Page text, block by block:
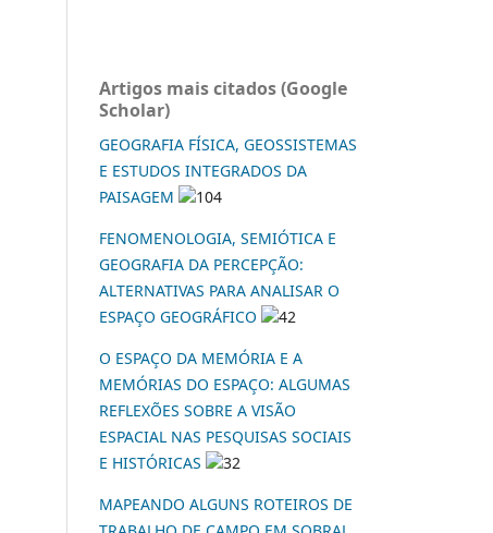
Artigos mais citados (Google
Scholar)
GEOGRAFIA FÍSICA, GEOSSISTEMAS
E ESTUDOS INTEGRADOS DA
PAISAGEM
104
FENOMENOLOGIA, SEMIÓTICA E
GEOGRAFIA DA PERCEPÇÃO:
ALTERNATIVAS PARA ANALISAR O
ESPAÇO GEOGRÁFICO
42
O ESPAÇO DA MEMÓRIA E A
MEMÓRIAS DO ESPAÇO: ALGUMAS
REFLEXÕES SOBRE A VISÃO
ESPACIAL NAS PESQUISAS SOCIAIS
E HISTÓRICAS
32
MAPEANDO ALGUNS ROTEIROS DE